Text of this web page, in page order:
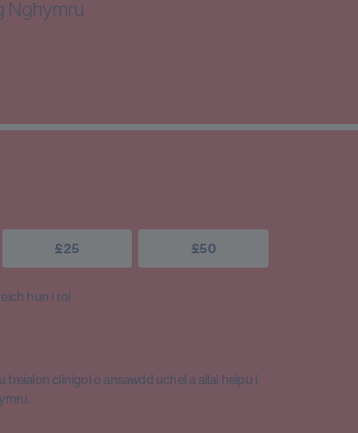
Nghymru
£25 £50
hun i roi
treialon clinigol o ansawdd uchel a allai helpu i